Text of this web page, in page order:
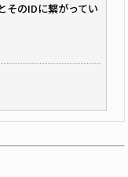
そのIDに繋がってい